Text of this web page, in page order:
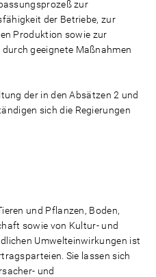
zur
der Betriebe, zur
Produktion sowie zur
geeignete Maßnahmen
der in den Absätzen 2 und
sich die Regierungen
und Pflanzen, Boden,
sowie von Kultur- und
Umwelteinwirkungen ist
Sie lassen sich
und